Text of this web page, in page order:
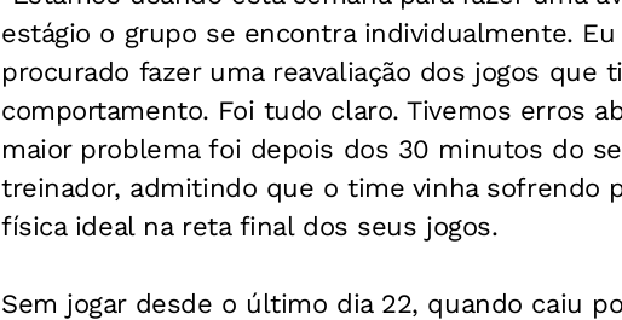
estágio o grupo se encontra individualmente.
procurado fazer uma reavaliação dos jogos que
comportamento. Foi tudo claro. Tivemos erros
maior problema foi depois dos 30 minutos do
treinador, admitindo que o time vinha sofrendo
física ideal na reta final dos seus jogos.
Sem jogar desde o último dia 22, quando caiu